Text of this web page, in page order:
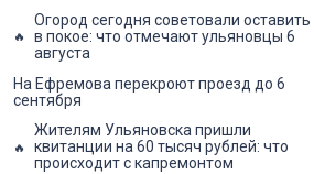
Огород сегодня советовали оставить
в покое: что отмечают ульяновцы 6
августа
На Ефремова перекроют проезд до 6
сентября
Жителям Ульяновска пришли
квитанции на 60 тысяч рублей: что
происходит с капремонтом